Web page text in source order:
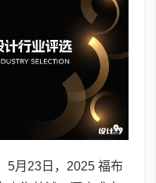
5月23日，2025 福布